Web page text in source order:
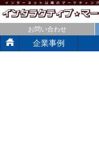
お問い合わせ
企業事例